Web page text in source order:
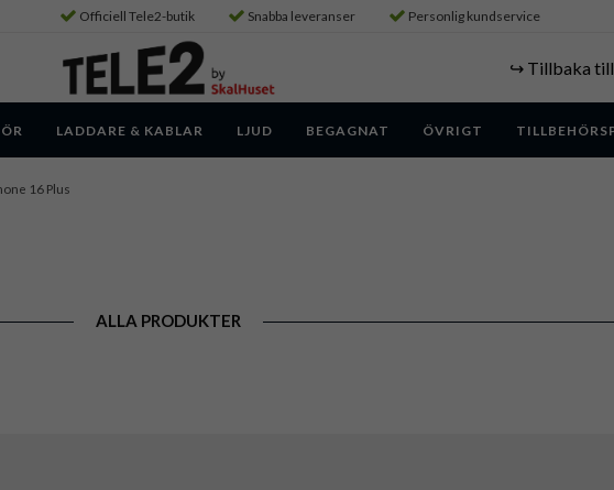
Officiell Tele2-butik Snabba leveranser Personlig kundservice
↪️ Tillbaka till
LADDARE & KABLAR LJUD BEGAGNAT ÖVRIGT
16 Plus
ALLA PRODUKTER